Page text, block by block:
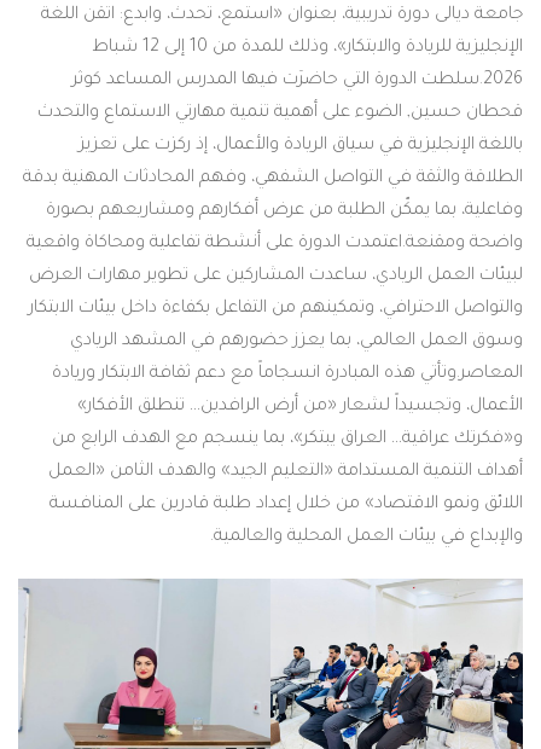
جامعة ديالى دورة تدريبية، بعنوان «استمع، تحدث، وابدع: اتقن اللغة
الإنجليزية للريادة والابتكار»، وذلك للمدة من 10 إلى 12 شباط
2026.سلطت الدورة التي حاضرَت فيها المدرس المساعد كوثر
قحطان حسين, الضوء على أهمية تنمية مهارتي الاستماع والتحدث
باللغة الإنجليزية في سياق الريادة والأعمال، إذ ركزت على تعزيز
الطلاقة والثقة في التواصل الشفهي، وفهم المحادثات المهنية بدقة
وفاعلية، بما يمكّن الطلبة من عرض أفكارهم ومشاريعهم بصورة
واضحة ومقنعة.اعتمدت الدورة على أنشطة تفاعلية ومحاكاة واقعية
لبيئات العمل الريادي، ساعدت المشاركين على تطوير مهارات العرض
والتواصل الاحترافي، وتمكينهم من التفاعل بكفاءة داخل بيئات الابتكار
وسوق العمل العالمي، بما يعزز حضورهم في المشهد الريادي
المعاصر.وتأتي هذه المبادرة انسجاماً مع دعم ثقافة الابتكار وريادة
الأعمال، وتجسيداً لشعار «من أرض الرافدين… تنطلق الأفكار»
و«فكرتك عراقية… العراق يبتكر»، بما ينسجم مع الهدف الرابع من
أهداف التنمية المستدامة «التعليم الجيد» والهدف الثامن «العمل
اللائق ونمو الاقتصاد» من خلال إعداد طلبة قادرين على المنافسة
والإبداع في بيئات العمل المحلية والعالمية.